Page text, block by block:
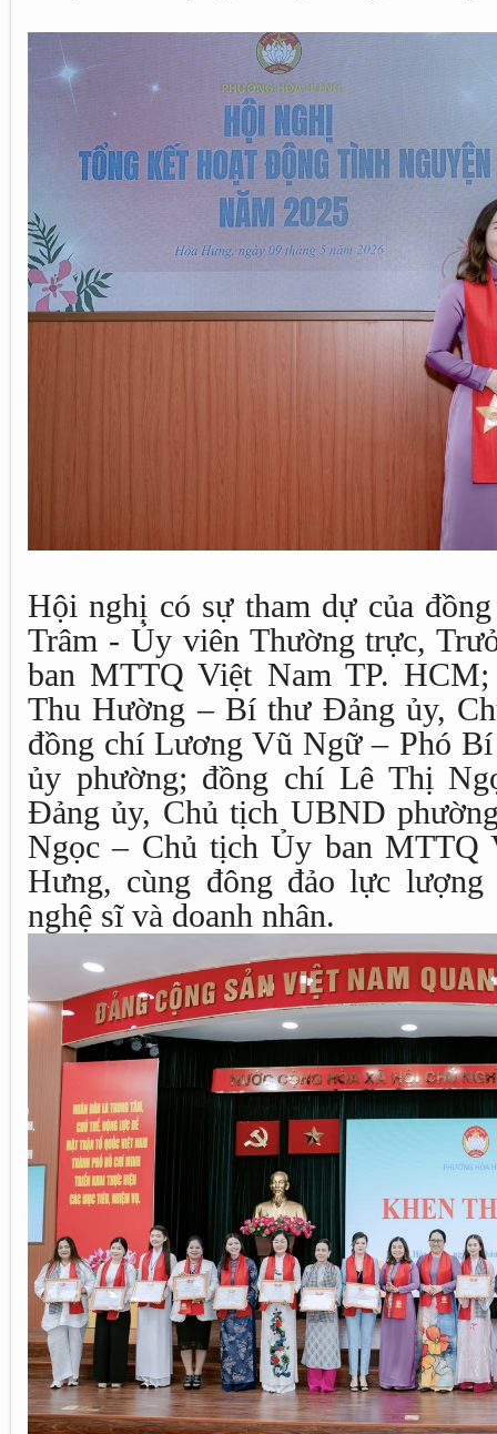
Hội nghị có sự tham dự của
Trâm - Ủy viên Thường trực,
ban MTTQ Việt Nam TP.
Thu Hường – Bí thư Đảng ủy,
đồng chí Lương Vũ Ngữ – Phó
ủy phường; đồng chí Lê Thị
Đảng ủy, Chủ tịch UBND
Ngọc – Chủ tịch Ủy ban MTTQ
Hưng, cùng đông đảo lực
nghệ sĩ và doanh nhân.